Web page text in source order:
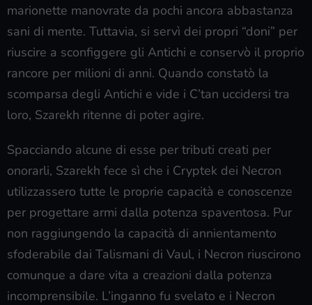
marionette manovrate da pochi ancora abbastanza
sani di mente. Tuttavia, si servì dei propri “doni” per
riuscire a sconfiggere gli Antichi e conservò il proprio
rancore per milioni di anni. Quando constatò la
scomparsa degli Antichi e vide i C’tan uccidersi tra
loro, Szarekh ritenne di poter agire.
Spacciando alcune di esse per tributi creati per
onorarli, Szarekh fece sì che i Cryptek dei Necron
utilizzassero tutte le proprie capacità e conoscenze
per progettare armi dalla potenza spaventosa. Pur
non raggiungendo la capacità di annientamento
sfoderabile dai Talismani di Vaul, i Necron riuscirono
comunque a dare vita a creazioni dalla potenza
incomprensibile. L’inganno fu svelato e i Necron